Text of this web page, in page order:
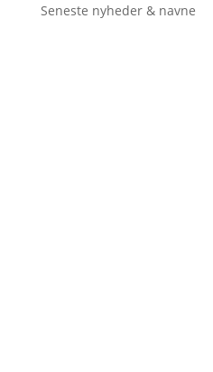
Seneste nyheder & navne